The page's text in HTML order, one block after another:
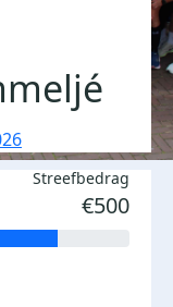
Streefbedrag
€500